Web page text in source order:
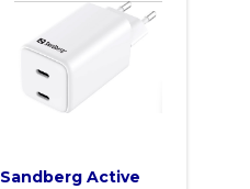
Sandberg Active